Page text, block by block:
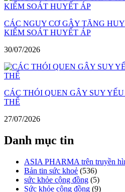
CÁC NGUY CƠ GÂY TĂNG
KIỂM SOÁT HUYẾT ÁP
30/07/2026
CÁC THÓI QUEN GÂY SUY
THỂ
27/07/2026
Danh mục tin
ASIA PHARMA trên truyền
Bản tin sức khoẻ (536)
sức khỏe cộng đồng (5)
Sức khỏe cộng đồng (9)